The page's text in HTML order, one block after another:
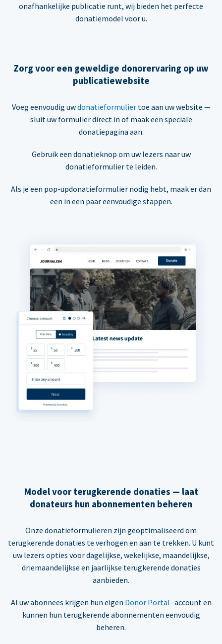
onafhankelijke publicatie runt, wij bieden het perfecte
donatiemodel voor u.
Zorg voor een geweldige donorervaring op uw
publicatiewebsite
Voeg eenvoudig uwdonatieformuliertoe aan uw website —
sluit uw formulier direct in of maak een speciale
donatiepagina aan.
Gebruik een donatieknop om uw lezers naar uw
donatieformulier te leiden.
Als je een pop-updonatieformulier nodig hebt, maak er dan
een in een paar eenvoudige stappen.
Model voor terugkerende donaties — laat
donateurs hun abonnementen beheren
Onze donatieformulieren zijn geoptimaliseerd om
terugkerende donaties te verhogen en aan te trekken. U kunt
uw lezers opties voor dagelijkse, wekelijkse, maandelijkse,
driemaandelijkse en jaarlijkse terugkerende donaties
aanbieden.
Al uw abonnees krijgen hun eigen Donor Portal- account en
kunnen hun terugkerende abonnementen eenvoudig
beheren.